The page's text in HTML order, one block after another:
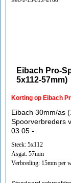
Eibach Pro-
5x112-57mm)
Korting op Eibach
Eibach 30mm/as
Spoorverbreders
03.05 -
Steek: 5x112
Asgat: 57mm
Verbreding: 15mm per